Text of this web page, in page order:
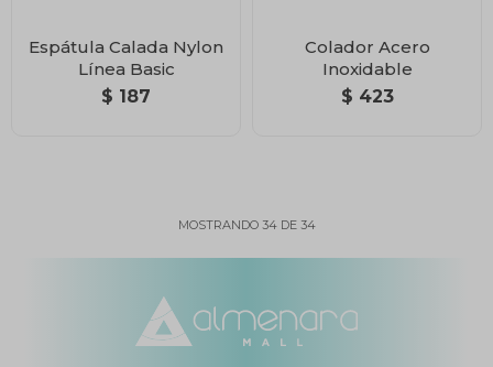
Espátula Calada Nylon
Línea Basic
$ 187
Colador Acero
Inoxidable
$ 423
MOSTRANDO 34DE 34